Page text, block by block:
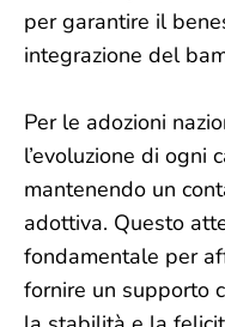
per garantire il
integrazione del
Per le adozioni
l’evoluzione di ogni
mantenendo un
adottiva. Questo
fondamentale per
fornire un supporto